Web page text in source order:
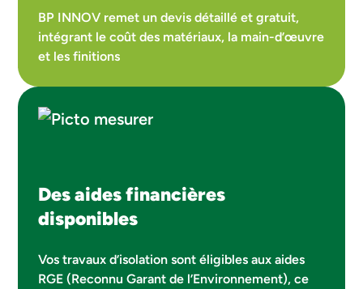
BP INNOV remet un devis détaillé et gratuit,
intégrant le coût des matériaux, la main-d’œuvre
et les finitions
Des aides financières
disponibles
Vos travaux d’isolation sont éligibles aux aides
RGE (Reconnu Garant de l’Environnement), ce